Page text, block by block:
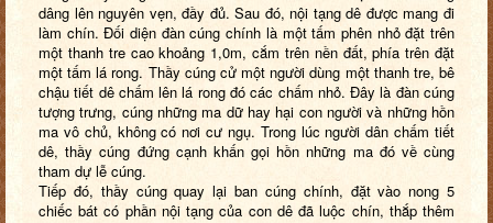
dâng lên nguyên vẹn, đầy đủ. Sau đó, nội tạng dê được mang đi
làm chín. Đối diện đàn cúng chính là một tấm phên nhỏ đặt trên
một thanh tre cao khoảng 1,0m, cắm trên nền đất, phía trên đặt
một tấm lá rong. Thầy cúng cử một người dùng một thanh tre, bê
chậu tiết dê chấm lên lá rong đó các chấm nhỏ. Đây là đàn cúng
tượng trưng, cúng những ma dữ hay hại con người và những hồn
ma vô chủ, không có nơi cư ngụ. Trong lúc người dân chấm tiết
dê, thầy cúng đứng cạnh khấn gọi hồn những ma đó về cùng
tham dự lễ cúng.
Tiếp đó, thầy cúng quay lại ban cúng chính, đặt vào nong 5
chiếc bát có phần nội tạng của con dê đã luộc chín, thắp thêm